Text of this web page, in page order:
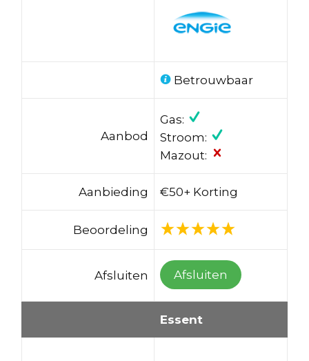
Betrouwbaar
Aanbod
Gas:
Stroom:
Mazout:
Aanbieding €50+ Korting
Beoordeling
Afsluiten Afsluiten
Essent